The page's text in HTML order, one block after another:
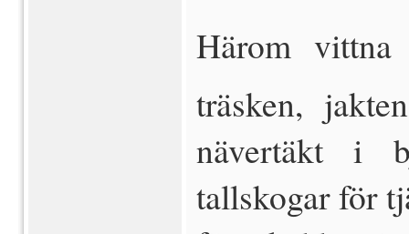
Härom
träsken,
nävertäkt i
tallskogar för